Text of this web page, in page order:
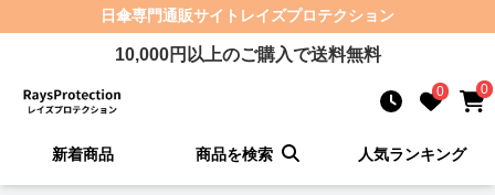
日傘専門通販サイト レイズプロテクション
10,000円以上のご購入で送料無料
0 0
新着商品 商品を検索 人気ランキング